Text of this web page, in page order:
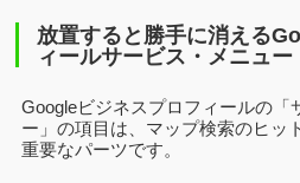
放置すると勝手に消える
ィールサービス・メニュー
Googleビジネスプロフィールの「
ー」の項目は、マップ検索のヒッ
重要なパーツです。